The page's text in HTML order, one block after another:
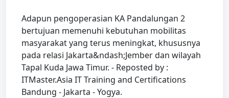
Adapun pengoperasian KA Pandalungan 2
bertujuan memenuhi kebutuhan mobilitas
masyarakat yang terus meningkat, khususnya
pada relasi Jakarta&ndash;Jember dan wilayah
Tapal Kuda Jawa Timur. - Reposted by :
ITMaster.Asia IT Training and Certifications
Bandung - Jakarta - Yogya.